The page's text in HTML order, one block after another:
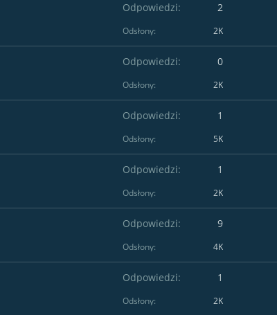
Odpowiedzi 2
Odsłony 2K
Odpowiedzi 0
Odsłony 2K
Odpowiedzi 1
Odsłony 5K
Odpowiedzi 1
Odsłony 2K
Odpowiedzi 9
Odsłony 4K
Odpowiedzi 1
Odsłony 2K